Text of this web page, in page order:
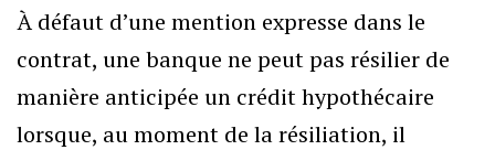
À défaut d’une mention expresse dans le
contrat, une banque ne peut pas résilier de
manière anticipée un crédit hypothécaire
lorsque, au moment de la résiliation, il